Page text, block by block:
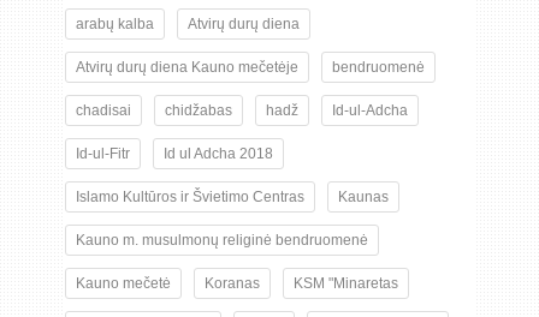
arabų kalba Atvirų durų diena
Atvirų durų diena Kauno mečetėje bendruomenė
chadisai chidžabas hadž Id-ul-Adcha
Id-ul-Fitr Id ul Adcha 2018
Islamo Kultūros ir Švietimo Centras Kaunas
Kauno m. musulmonų religinė bendruomenė
Kauno mečetė Koranas KSM "Minaretas